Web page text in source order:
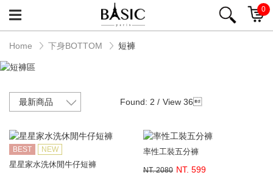
0
Home 下身BOTTOM 短褲
Found: 2 / View 36
BEST NEW
星星家水洗休閒牛仔短褲
率性工裝五分褲
NT. 2080 NT. 599